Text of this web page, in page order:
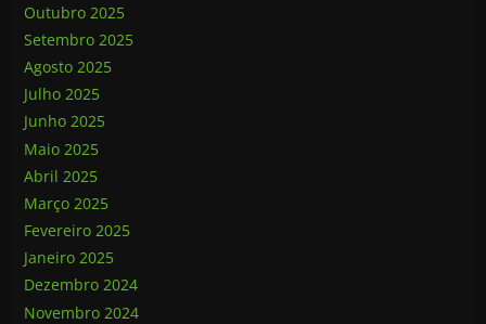
Outubro 2025
Setembro 2025
Agosto 2025
Julho 2025
Junho 2025
Maio 2025
Abril 2025
Março 2025
Fevereiro 2025
Janeiro 2025
Dezembro 2024
Novembro 2024